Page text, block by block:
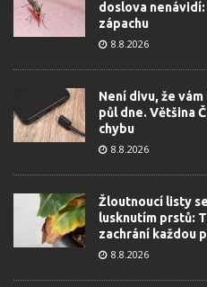
doslova
zápachu
8.8.2026
Není divu, že
půl dne. Většina
chybu
8.8.2026
Žloutnoucí listy
lusknutím prstů:
zachrání každou
8.8.2026